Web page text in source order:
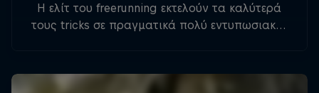
Η ελίτ του freerunning εκτελούν τα καλύτερά
τους tricks σε πραγματικά πολύ εντυπωσιακές